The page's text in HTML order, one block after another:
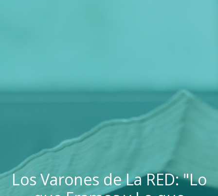
Los Varones de La RED: "Lo